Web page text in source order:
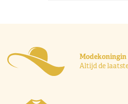
Modekoningin
Altijd de